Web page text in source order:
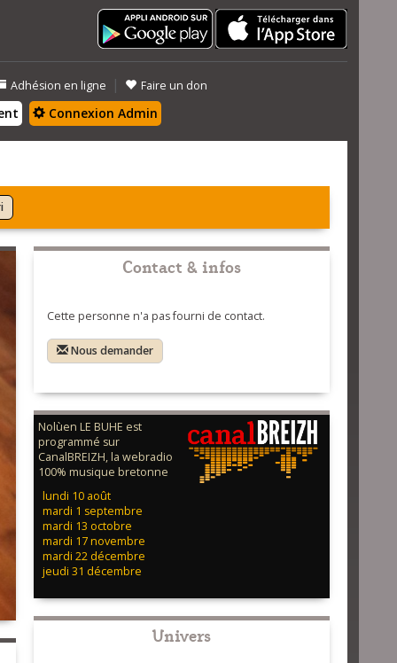
Adhésion en ligne | Faire un don
Connexion Admin
Contact & infos
Cette personne n'a pas fourni de contact.
Nous demander
Nolùen LE BUHE est
programmé sur
CanalBREIZH, la webradio
100% musique bretonne
lundi 10 août
mardi 1 septembre
mardi 13 octobre
mardi 17 novembre
mardi 22 décembre
jeudi 31 décembre
Univers